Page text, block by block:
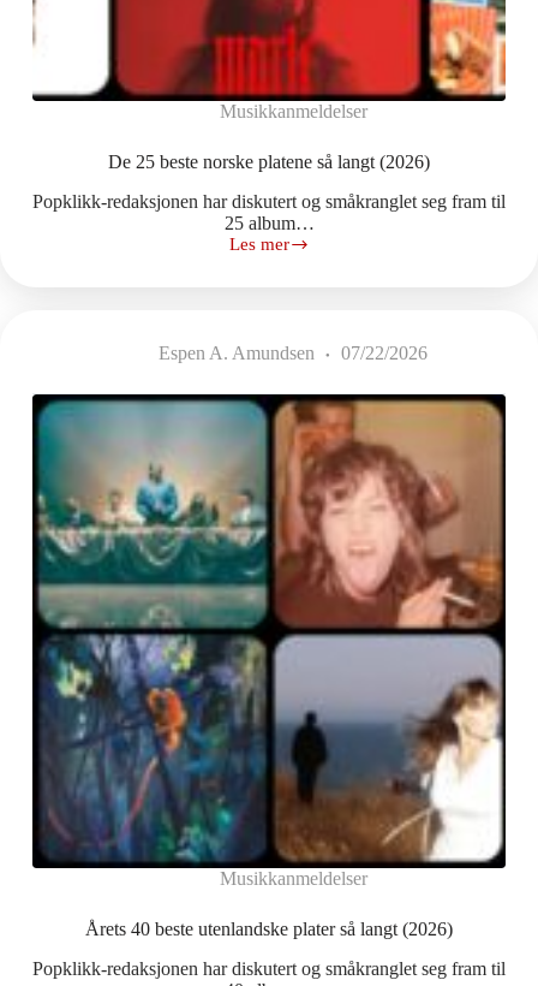
Musikkanmeldelser
De 25 beste norske platene så langt (2026)
Popklikk-redaksjonen har diskutert og småkranglet seg fram til
25 album…
Les mer
De
så
(2026)
Espen A. Amundsen 07/22/2026
Musikkanmeldelser
Årets 40 beste utenlandske plater så langt (2026)
Popklikk-redaksjonen har diskutert og småkranglet seg fram til